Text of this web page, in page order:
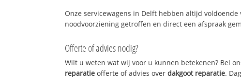
Onze servicewagens in Delft hebben altijd
noodvoorziening getroffen en direct een afspraak
Offerte of advies nodig?
Wilt u weten wat wij voor u kunnen betekenen? Bel
reparatie offerte of advies overdakgoot reparatie.